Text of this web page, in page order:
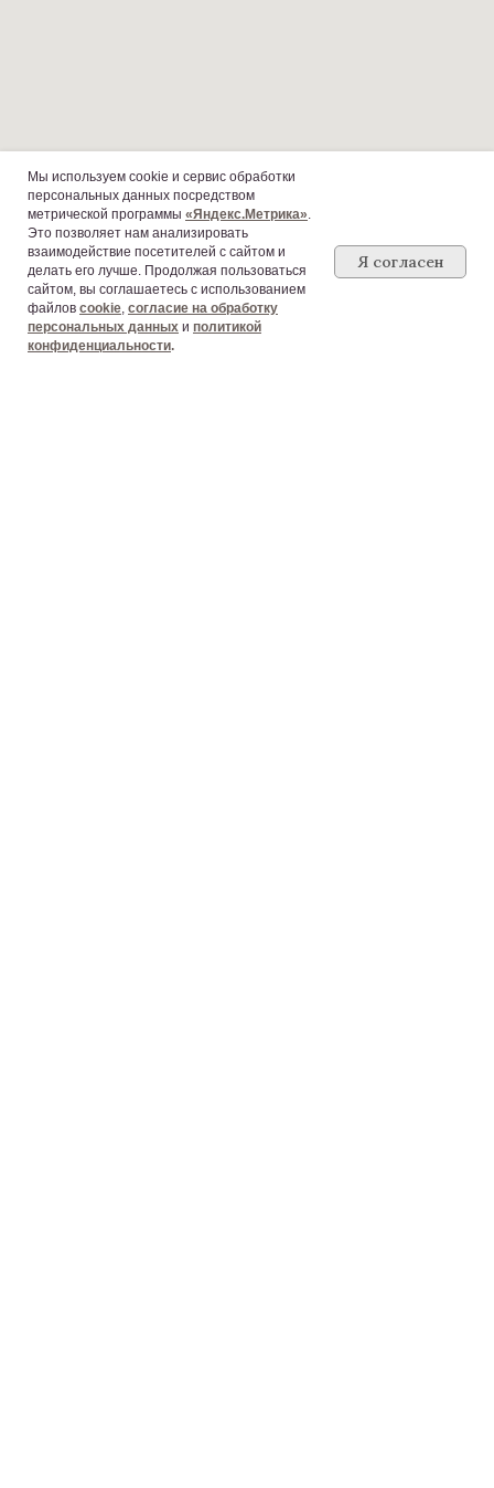
ДОКУМЕНТЫ И
РЕКВИЗИТЫ
ПОЛИТИКА ИСПОЛЬЗОВАНИЯ COOKIE
ПОЛИТИКА ОБРАБОТКИ ПЕРСОНАЛЬНЫХ ДАННЫХ
ЗАБРОНИРОВАТЬ НОМЕР
КЕЙТЕРИНГ / ВЫЕЗДНОЕ ОБСЛУЖИВАНИЕ
Мы используем cookie и сервис обработки
персональных данных посредством
метрической программы «Яндекс.Метрика».
Это позволяет нам анализировать
взаимодействие посетителей с сайтом и
делать его лучше. Продолжая пользоваться
сайтом, вы соглашаетесь с использованием
файлов cookie, согласие на обработку
персональных данных и политикой
конфиденциальности.
Я согласен